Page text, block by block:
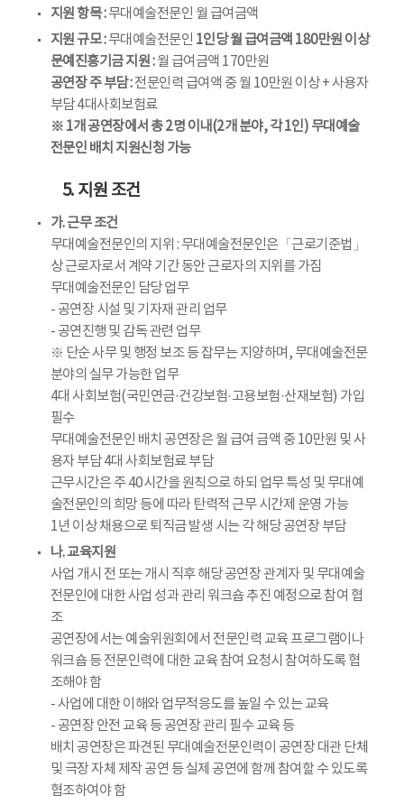
지원 항목 :무대예술전문인 월 급여금액
지원 규모 :무대예술전문인 1인당 월 급여금액 180만원 이상
문예진흥기금 지원 :월 급여금액 170만원
공연장 주 부담 :전문인력 급여액 중 월 10만원 이상 + 사용자
부담 4대사회보험료
※ 1개 공연장에서 총 2명 이내(2개 분야, 각 1인) 무대예술
전문인 배치 지원신청 가능
5. 지원 조건
가. 근무 조건
무대예술전문인의 지위 : 무대예술전문인은「근로기준법」
상 근로자로서 계약 기간 동안 근로자의 지위를 가짐
무대예술전문인 담당 업무
- 공연장 시설 및 기자재 관리 업무
- 공연진행 및 감독 관련 업무
※ 단순 사무 및 행정 보조 등 잡무는 지양하며, 무대예술전문
분야의 실무 가능한 업무
4대 사회보험(국민연금·건강보험·고용보험·산재보험) 가입
필수
무대예술전문인 배치 공연장은 월 급여 금액 중 10만원 및 사
용자 부담 4대 사회보험료 부담
근무시간은 주 40시간을 원칙으로 하되 업무 특성 및 무대예
술전문인의 희망 등에 따라 탄력적 근무 시간제 운영 가능
1년 이상 채용으로 퇴직금 발생 시는 각 해당 공연장 부담
나. 교육지원
사업 개시 전 또는 개시 직후 해당 공연장 관계자 및 무대예술
전문인에 대한 사업 성과 관리 워크숍 추진 예정으로 참여 협
조
공연장에서는 예술위원회에서 전문인력 교육 프로그램이나
워크숍 등 전문인력에 대한 교육 참여 요청시 참여하도록 협
조해야 함
- 사업에 대한 이해와 업무적응도를 높일 수 있는 교육
- 공연장 안전 교육 등 공연장 관리 필수 교육 등
배치 공연장은 파견된 무대예술전문인력이 공연장 대관 단체
및 극장 자체 제작 공연 등 실제 공연에 함께 참여할 수 있도록
협조하여야 함